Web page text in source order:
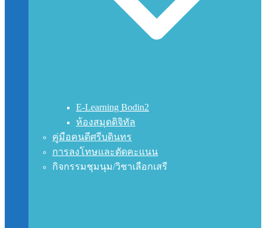
E-Learning Bodin2
ห้องสมุดดิจิทัล
คู่มือคนดีศรีบดินทร
การลงโทษและตัดคะแนน
กิจกรรมชุมนุม/วิชาเลือกเสรี